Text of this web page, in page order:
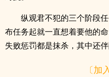
纵观君不犯的三个阶段
布任务起就一直想着要他的
失败惩罚都是抹杀，其中还
〔加